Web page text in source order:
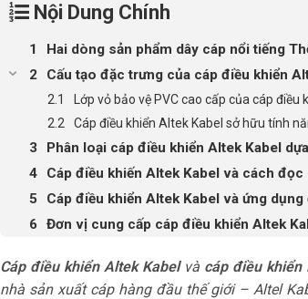
Nội Dung Chính
Hai dòng sản phẩm dây cáp nổi tiếng
Cấu tạo đặc trưng của cáp điều khiển
Lớp vỏ bảo vệ PVC cao cấp của cáp điều
Cáp điều khiển Altek Kabel sở hữu tính
Phân loại cáp điều khiển Altek Kabel
Cáp điều khiến Altek Kabel và cách
Cáp điều khiển Altek Kabel và ứng
Đơn vị cung cấp cáp điều khiển Altek
Cáp điều khiển Altek Kabelvà cáp điều khiển
nhà sản xuất cáp hàng đầu thế giới – Altel